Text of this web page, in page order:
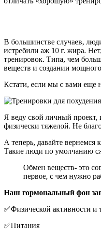
В большинстве случаев,
истребили аж 10 г. жира.
тренировок. Типа, чем
веществ и создании
Кстати, если мы с вами еще
Я веду свой личный проект,
физически тяжелой. Не
А теперь, давайте вернемся
Такие люди по умолчанию
Обмен веществ- это
первое, с чем нужно
Наш гормональный фон
✅Физической активности и
✅Питания